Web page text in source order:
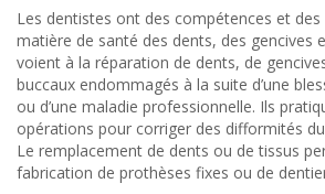
Les dentistes ont des compétences et des
matière de santé des dents, des gencives
voient à la réparation de dents, de
buccaux endommagés à la suite d’une
ou d’une maladie professionnelle. Ils
opérations pour corriger des difformités
Le remplacement de dents ou de tissus
fabrication de prothèses fixes ou de